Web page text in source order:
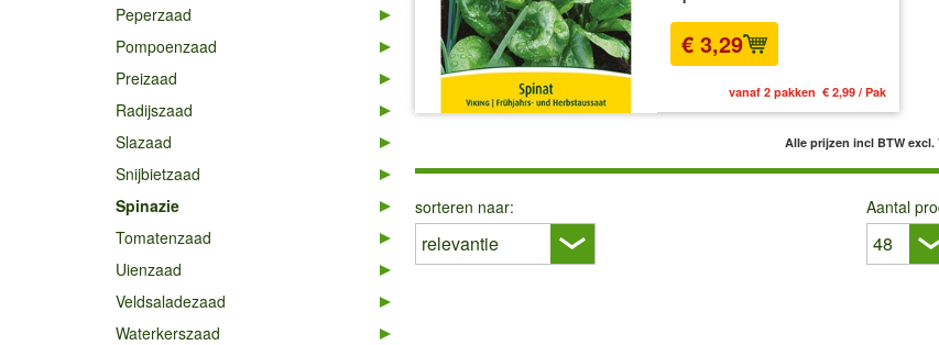
€ 3,29
vanaf 2 pakken € 2,99 / Pak
Alle prijzen incl BTW excl.
sorteren naar:
Aantal
Peperzaad
Pompoenzaad
Preizaad
Radijszaad
Slazaad
Snijbietzaad
Spinazie
Tomatenzaad
Uienzaad
Veldsaladezaad
Waterkerszaad